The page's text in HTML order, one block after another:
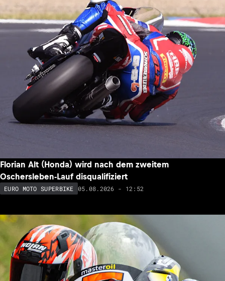
Florian Alt (Honda) wird nach dem zweitem
Oschersleben-Lauf disqualifiziert
EURO MOTO SUPERBIKE 05.08.2026 - 12:52